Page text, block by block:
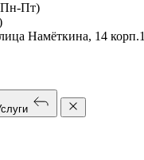
Пт)
Намёткина, 14 корп.1